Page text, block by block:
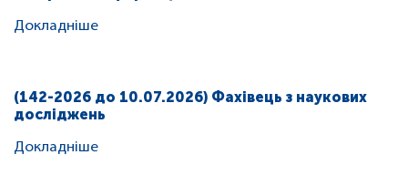
Докладніше
(142-2026 до 10.07.2026) Фахівець з наукових
досліджень
Докладніше